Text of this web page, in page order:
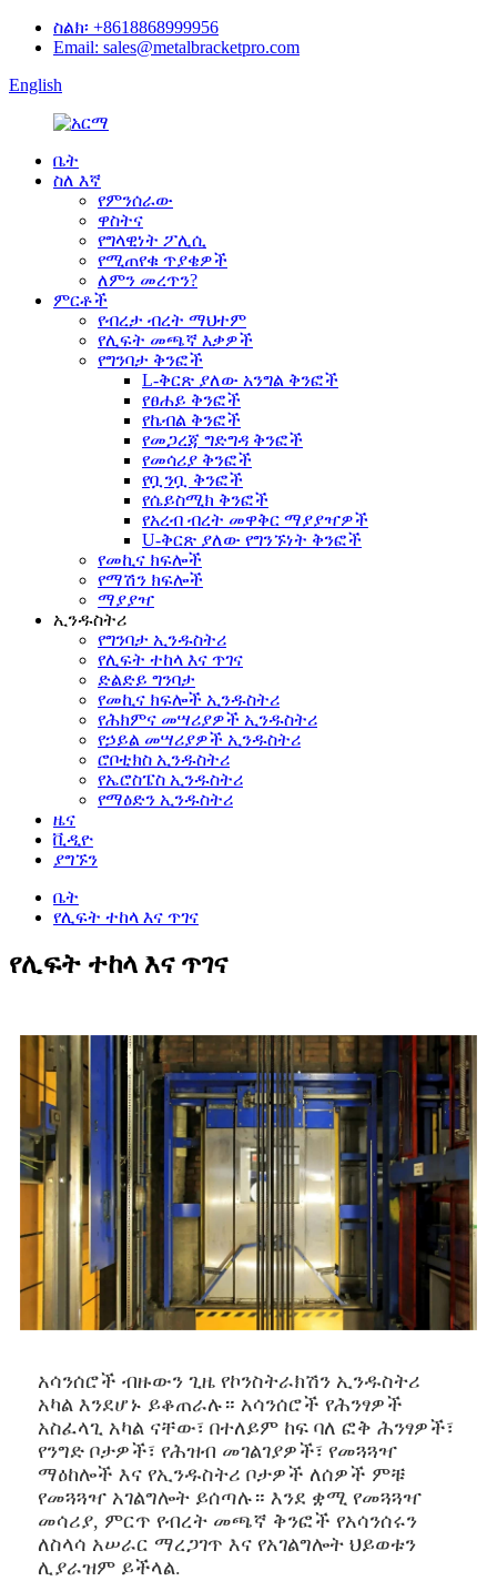
ስልክ፡ +8618868999956
Email: sales@metalbracketpro.com
English
ቤት
ስለ እኛ
የምንሰራው
ዋስትና
የግላዊነት ፖሊሲ
የሚጠየቁ ጥያቄዎች
ለምን መረጥን?
ምርቶች
የብረታ ብረት ማህተም
የሊፍት መጫኛ እቃዎች
የግንባታ ቅንፎች
L-ቅርጽ ያለው አንግል ቅንፎች
የፀሐይ ቅንፎች
የኬብል ቅንፎች
የመጋረጃ ግድግዳ ቅንፎች
የመሳሪያ ቅንፎች
የቧንቧ ቅንፎች
የሴይስሚክ ቅንፎች
የአረብ ብረት መዋቅር ማያያዣዎች
U-ቅርጽ ያለው የግንኙነት ቅንፎች
የመኪና ክፍሎች
የማሽን ክፍሎች
ማያያዣ
ኢንዱስትሪ
የግንባታ ኢንዱስትሪ
የሊፍት ተከላ እና ጥገና
ድልድይ ግንባታ
የመኪና ክፍሎች ኢንዱስትሪ
የሕክምና መሣሪያዎች ኢንዱስትሪ
የኃይል መሣሪያዎች ኢንዱስትሪ
ሮቦቲክስ ኢንዱስትሪ
የኤሮስፔስ ኢንዱስትሪ
የማዕድን ኢንዱስትሪ
ዜና
ቪዲዮ
ያግኙን
ቤት
የሊፍት ተከላ እና ጥገና
የሊፍት ተከላ እና ጥገና
አሳንሰሮች ብዙውን ጊዜ የኮንስትራክሽን ኢንዱስትሪ
አካል እንደሆኑ ይቆጠራሉ። አሳንሰሮች የሕንፃዎች
አስፈላጊ አካል ናቸው፣ በተለይም ከፍ ባለ ፎቅ ሕንፃዎች፣
የንግድ ቦታዎች፣ የሕዝብ መገልገያዎች፣ የመጓጓዣ
ማዕከሎች እና የኢንዱስትሪ ቦታዎች ለሰዎች ምቹ
የመጓጓዣ አገልግሎት ይሰጣሉ። እንደ ቋሚ የመጓጓዣ
መሳሪያ, ምርጥ የብረት መጫኛ ቅንፎች የአሳንሰሩን
ለስላሳ አሠራር ማረጋገጥ እና የአገልግሎት ህይወቱን
ሊያራዝም ይችላል.